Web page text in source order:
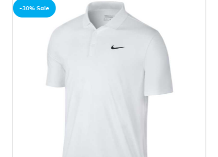
-30% Sale